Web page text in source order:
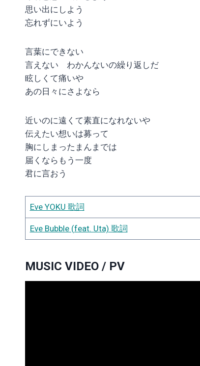
思い出にしよう
忘れずにいよう
言葉にできない
言えない わかんないの繰り返しだ
眩しくて痛いや
あの日々にさよなら
近いのに遠くて素直になれないや
伝えたい想いは募って
胸にしまったまんまでは
届くならもう一度
君に言おう
Eve YOKU 歌詞
Eve Bubble (feat. Uta) 歌詞
MUSIC VIDEO / PV